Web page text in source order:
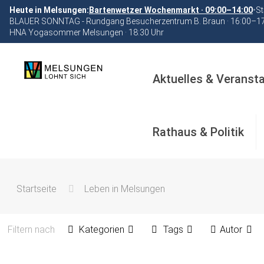
Heute in Melsungen: Bartenwetzer Wochenmarkt · 09:00–14:00•
BLAUER SONNTAG - Rundgang Besucherzentrum B. Braun ·
HNA Yogasommer Melsungen · 18:30 Uhr
Aktuelles &
Rathaus & Politik
Startseite Leben in Melsungen
Filtern nach Kategorien Tags Autor